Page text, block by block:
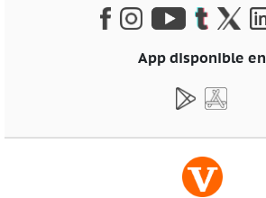
App disponible en